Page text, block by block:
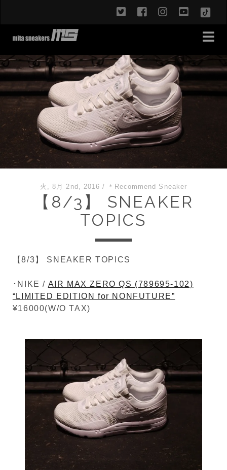
twitterfacebookinstagram
火, 8月 2nd, 2016 / ＊Recommend Sneaker
【8/3】 SNEAKER
TOPICS
【8/3】 SNEAKER TOPICS
･NIKE / AIR MAX ZERO QS (789695-102)
“LIMITED EDITION for NONFUTURE”
¥16000(W/O TAX)